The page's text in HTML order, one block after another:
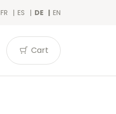
FR ES DE EN
Cart